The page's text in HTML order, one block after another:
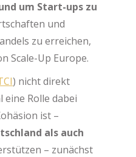
um Start-ups zu
und
zu erreichen,
Scale-Up Europe.
) nicht direkt
Rolle dabei
ist –
als auch
– zunächst